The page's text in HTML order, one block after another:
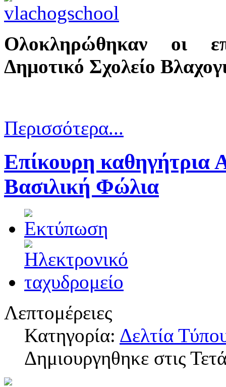
Ολοκληρώθηκαν οι
Δημοτικό Σχολείο
Περισσότερα...
Επίκουρη καθηγήτρια
Βασιλική Φώλια
Λεπτομέρειες
Κατηγορία: Δελτία
Δημιουργηθηκε στις